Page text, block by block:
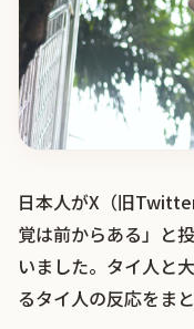
日本人がX（旧
覚は前からある」と
いました。タイ人と
るタイ人の反応をま